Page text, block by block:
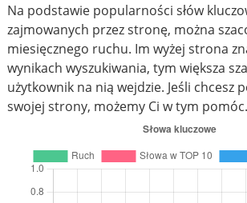
Na podstawie popularności słów
zajmowanych przez stronę, można
miesięcznego ruchu. Im wyżej strona
wynikach wyszukiwania, tym większa
użytkownik na nią wejdzie. Jeśli chcesz
swojej strony, możemy Ci w tym pomóc.